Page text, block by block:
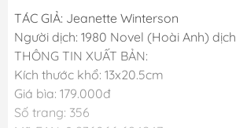
TÁC GIẢ: Jeanette Winterson
Người dịch: 1980 Novel (Hoài Anh) dịch
THÔNG TIN XUẤT BẢN:
Kích thước khổ: 13x20.5cm
Giá bìa: 179.000đ
Số trang: 356